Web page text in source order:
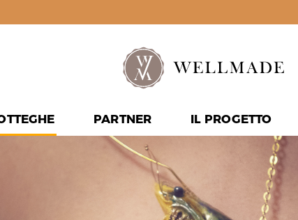
PARTNER IL PROGETTO